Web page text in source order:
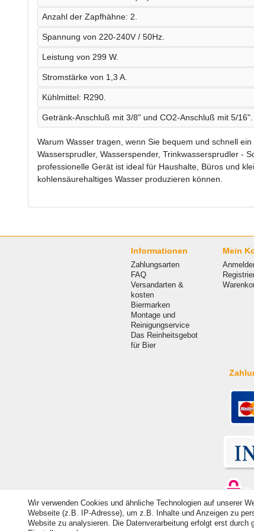
Anzahl der Zapfhähne: 2.
Spannung von 220-240V / 50Hz.
Leistung von 299 W.
Stromstärke von 1,3 A.
Kühlmittel: R290.
Getränk-Anschluß mit 3/8" und CO2-Anschluß mit 5/16".
Warum Wasser tragen, wenn Sie bequem und schnell
Wassersprudler, Wasserspender, Trinkwassersprudler -
professionelle Gerät ist ideal für Haushalte, Büros und
kohlensäurehaltiges Wasser produzieren können.
Informationen
Zahlungsarten
FAQ
Versandarten &
kosten
Biermarken
Montage und
Reinigungservice
Das Reinheitsgebot
für Bier
Mein
© Copyright 2026 | Alle Rechte vorbehalten. -
Wir verwenden Cookies und ähnliche Technologien auf unserer
Webseite (z.B. IP-Adresse), um z.B. Inhalte und Anzeigen zu
Website zu analysieren. Die Datenverarbeitung erfolgt erst